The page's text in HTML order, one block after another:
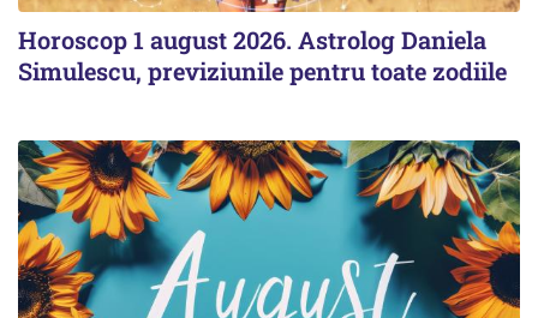
Horoscop 1 august 2026. Astrolog Daniela
Simulescu, previziunile pentru toate zodiile